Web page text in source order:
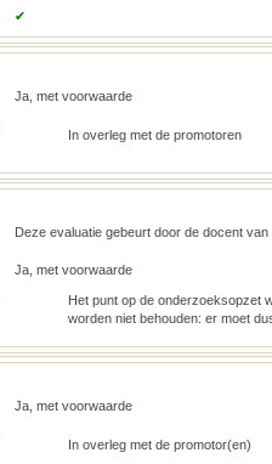
✔
Ja, met voorwaarde
In overleg met de promotoren
Deze evaluatie gebeurt door de docent
Ja, met voorwaarde
Het punt op de onderzoeksopzet
worden niet behouden: er moet
Ja, met voorwaarde
In overleg met de promotor(en)